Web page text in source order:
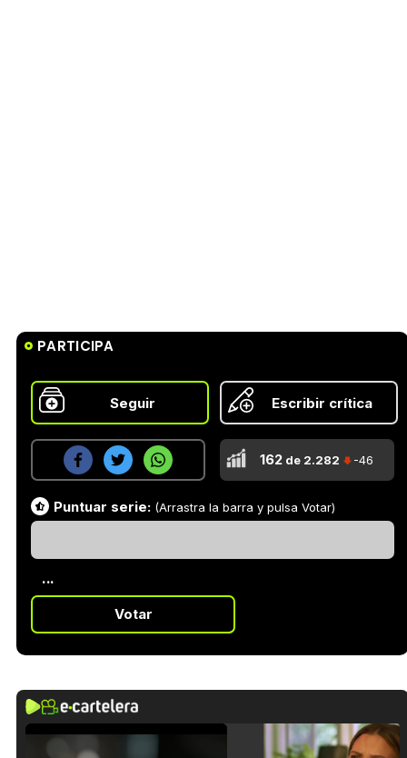
PARTICIPA
Seguir Escribir crítica
162de 2.282 -46
Puntuar serie: (Arrastra la barra y pulsa Votar)
...
Votar